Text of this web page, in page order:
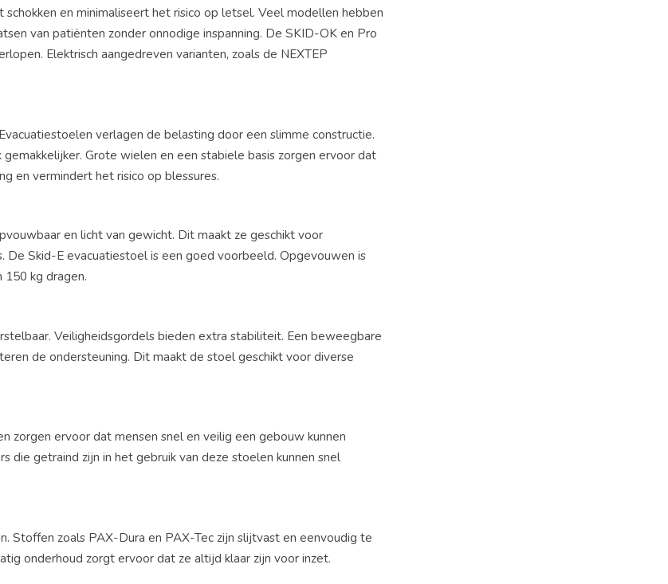
en minimaliseert het risico op letsel. Veel modellen hebben
van patiënten zonder onnodige inspanning. De SKID-OK en Pro
Elektrisch aangedreven varianten, zoals de NEXTEP
verlagen de belasting door een slimme constructie.
Grote wielen en een stabiele basis zorgen ervoor dat
en vermindert het risico op blessures.
en licht van gewicht. Dit maakt ze geschikt voor
De Skid-E evacuatiestoelis een goed voorbeeld. Opgevouwen is
150 kg dragen​.
Veiligheidsgordels bieden extra stabiliteit. Een beweegbare
de ondersteuning. Dit maakt de stoel geschikt voor diverse
zorgen ervoor dat mensen snel en veilig een gebouw kunnen
getraind zijn in het gebruik van deze stoelen kunnen snel
Stoffen zoals PAX-Dura en PAX-Teczijn slijtvast en eenvoudig te
onderhoud zorgt ervoor dat ze altijd klaar zijn voor inzet.